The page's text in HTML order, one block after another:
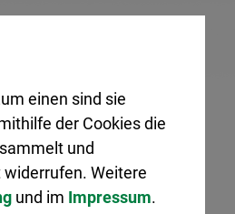
einen sind sie
der Cookies die
und
Weitere
und im Impressum.